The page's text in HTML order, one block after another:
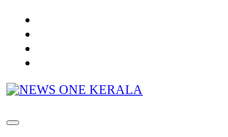
Primary